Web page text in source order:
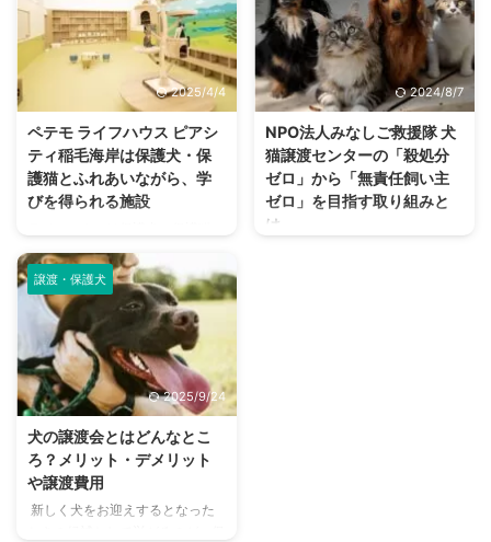
いうことで、読者の皆様も気にな
るところではないでしょうか。
保護動物の現状をなんとなく知っ
ている人も多いと思いますが、具
体的に何に困り、最新の状況がど
とが多いという人もいるはず。
今回はクイック・ジャパンさんか
ら見本誌をいただき、どんなテー
マの雑誌になっているのか、ご紹
る人も知らない人も クイ ...
ちのお世話に加えて、トリミング
サロンの運営や定期的な譲渡会の
開催など、精力的に活動していま
す。 nademoでは日本保護犬保護
猫協会の日常や活動方針などにつ
いて、スタッフの佐藤君江さん、
内田賀子さんにお話を聞きまし
た。 日本保護犬保護猫協会とは
犬・猫の殺処分ゼロを目指して
30年ほど前、京都府亀岡市でシ
2025/4/4
ペテモ ライフハウス ピアシ
ティ稲毛海岸は保護犬・保
護猫とふれあいながら、学
びを得られる施設
と、お迎えしたい人とをつなぐ保
護施設。 ここに暮らすわんこ、
にゃんこは新しいおうちで幸せに
暮らせるようトレーニングを受け
ています。 保護猫・保護犬をお
迎えしたい！という人に新しい情
報や学びの提供も積極的に行う、
お客様参加型の施設でもありま
す。 イオンペットのライフハウ
ス​​とは ライフハウスは「救える
命をひとつでも、できることを一
歩から」というスローガンのも
と、保護犬・保護猫の譲渡などを
2024/8/7
NPO法人みなしご救援隊 犬
猫譲渡センターの「殺処分
ゼロ」から「無責任飼い主
ゼロ」を目指す取り組みと
は
譲渡・保護犬
2025/9/24
犬の譲渡会とはどんなとこ
ろ？メリット・デメリット
や譲渡費用
新しく犬をお迎えするとなった